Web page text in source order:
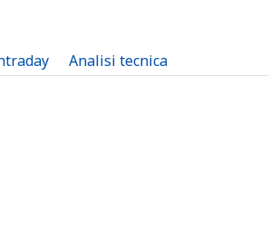
Analisi tecnica